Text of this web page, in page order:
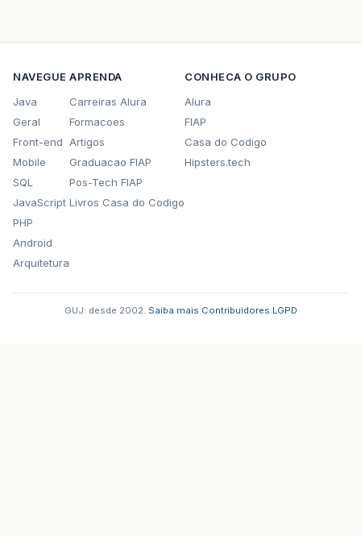
NAVEGUE
Java
Geral
Front-end
Mobile
SQL
JavaScript
PHP
Android
Arquitetura
APRENDA
Carreiras Alura
Formacoes
Artigos
Graduacao FIAP
Pos-Tech FIAP
Livros Casa do Codigo
CONHECA O GRUPO
Alura
FIAP
Casa do Codigo
Hipsters.tech
GUJ: desde 2002. Saiba mais Contribuidores LGPD